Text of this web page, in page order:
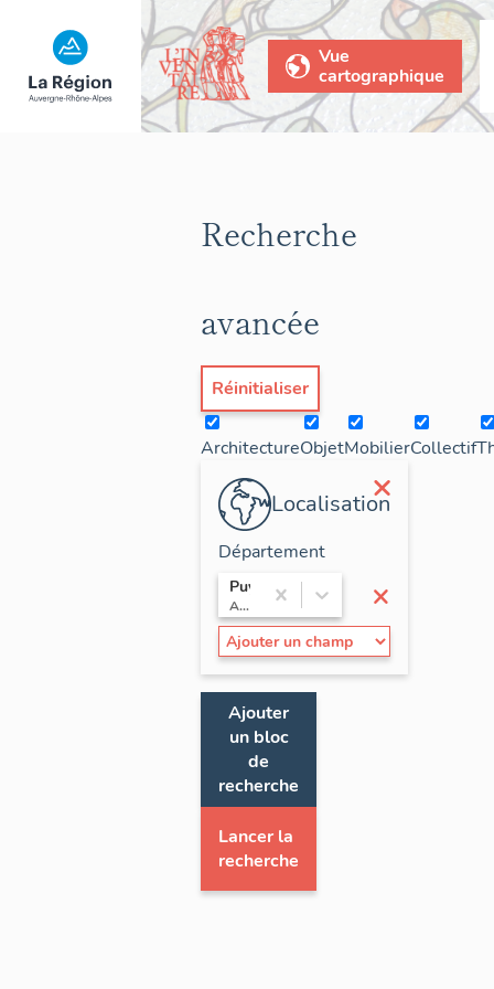
Vue
cartographique
Recherche
avancée
Réinitialiser
ArchitectureObjetMobilierCollectif
×
Localisation
×
Département
Puy-de-Dôme
Auvergne
Ajouter
un bloc
de
recherche
Lancer la
recherche